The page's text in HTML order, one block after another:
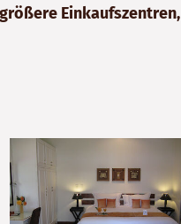
Einkaufszentren,